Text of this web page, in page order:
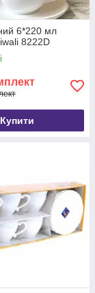
6*220 мл
8222D
Купити